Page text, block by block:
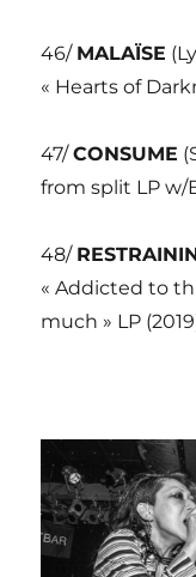
46/ MALAÏSE
« Hearts of
47/CONSUME
from split LP w/
48/
« Addicted to
much » LP